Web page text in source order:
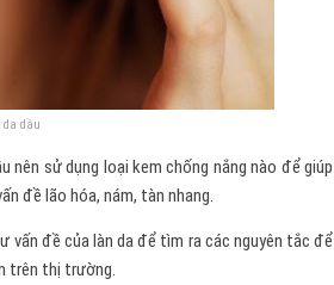
dầu
nên sử dụng loại kem chống nắng nào để giúp
đề lão hóa, nám, tàn nhang.
vấn đề của làn da để tìm ra các nguyên tắc để
trên thị trường.